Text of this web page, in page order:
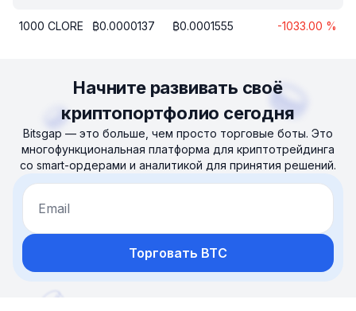
1000 CLORE ₿0.0000137 ₿0.0001555 -1033.00 %
Начните развивать своё
криптопортфолио сегодня
Bitsgap — это больше, чем просто торговые боты. Это
многофункциональная платформа для криптотрейдинга
со smart-ордерами и аналитикой для принятия решений.
Email
Торговать BTC